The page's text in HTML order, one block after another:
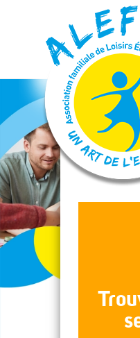
Panneau de gestion des cookies